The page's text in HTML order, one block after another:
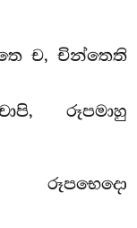
ච, චින්තෙති
රූපමාහු
රූපභෙදො